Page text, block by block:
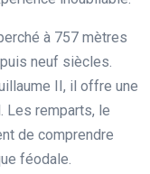
à 757 mètres
neuf siècles.
II, il offre une
Les remparts, le
de comprendre
féodale.